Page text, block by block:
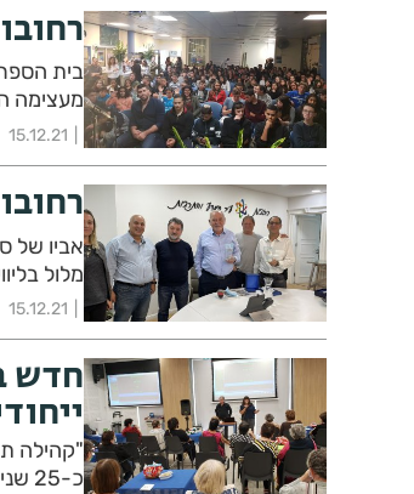
בית
מעצימה
15.12.21
אביו של
מלול
15.12.21
חדש
"קהילה
כ-25 שנים, עבור מבוגרי העיר, המתגוררים בביתם ורוצים להמשיך לחיות בו